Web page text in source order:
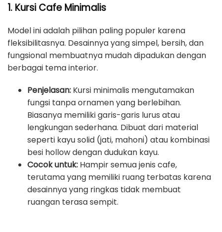
1. Kursi Cafe Minimalis
Model ini adalah pilihan paling populer karena
fleksibilitasnya. Desainnya yang simpel, bersih, dan
fungsional membuatnya mudah dipadukan dengan
berbagai tema interior.
Penjelasan: Kursi minimalis mengutamakan
fungsi tanpa ornamen yang berlebihan.
Biasanya memiliki garis-garis lurus atau
lengkungan sederhana. Dibuat dari material
seperti kayu solid (jati, mahoni) atau kombinasi
besi hollow dengan dudukan kayu.
Cocok untuk: Hampir semua jenis cafe,
terutama yang memiliki ruang terbatas karena
desainnya yang ringkas tidak membuat
ruangan terasa sempit.